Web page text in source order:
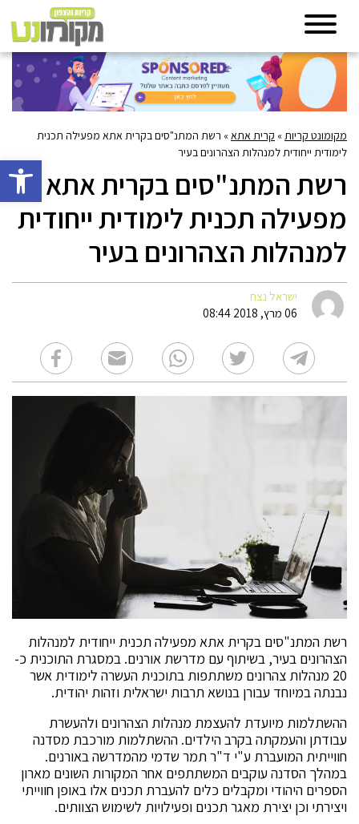
פתח
מקומונט קריות » קרית אתא » רשת המתנ"סים בקרית אתא מפעילה תכנית
לימודית ייחודית למנהלות הצהרונים בעיר
רשת המתנ"סים בקרית אתא
מפעילה תכנית לימודית ייחודית
למנהלות הצהרונים בעיר
ישראל נצח
06 מרץ, 2018 08:44
רשת המתנ"סים בקרית אתא מפעילה תכנית ייחודית למנהלות
הצהרונים בעיר, בשיתוף עם מדרשת אורנים. במסגרת התוכנית כ-
20 מנהלות צהרונים משתתפות בתוכנית העשרה לימודית אשר
נבנתה במיוחד עבורן בנושא תרבות ישראלית וזהות יהודית.
ההשתלמות מיועדת להעצמת מנהלות הצהרונים ולהעשרת
עבודתן והעמקתה בקרב הילדים. ההשתלמות מורכבת מסדנה
חווייתית המועברת ע"י ד"ר תמר שדמי מהמדרשה באורנים.
במהלך הסדנה עוקבים המשתתפים אחר המקורות השונים מארון
הספרים היהודי ומקבלים כלים להעברת תכנים אלו באופן חווייתי
ויצירתי וכן יצירת מאגר תכנים ופעילויות לשימוש הצוותים.